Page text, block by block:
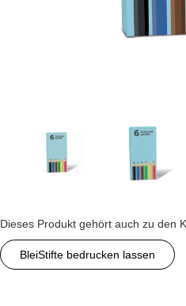
Dieses Produkt gehört auch zu den
BleiStifte bedrucken lassen